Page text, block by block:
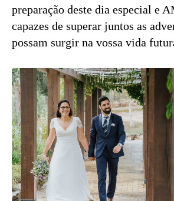
preparação deste dia especial e
capazes de superar juntos as
possam surgir na vossa vida